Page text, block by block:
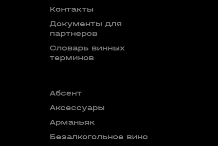
Контакты
Документы для
партнеров
Словарь винных
терминов
Абсент
Аксессуары
Арманьяк
Безалкогольное вино